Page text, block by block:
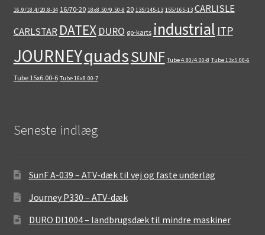
Små maskiner
Udfold
Dækslanger
Udfold
Karting
Vejledning
16.9/18.4/20.8-34 16/70-20 18x8.50/9.50-8 20 135/145-13 155/165-13 CARLISLE
CARLSTAR DATEX DURO go-karts industrial ITP
JOURNEYquadsSUNF Tube 4.80/4.00-8 Tube 13x5.00-6
Tube 15x6.00-6 Tube 16x8.00-7
Seneste indlæg
SunF A-039 – ATV-dæk til vej og faste underlag
Journey P330 – ATV-dæk
DURO DI1004 – landbrugsdæk til mindre maskiner